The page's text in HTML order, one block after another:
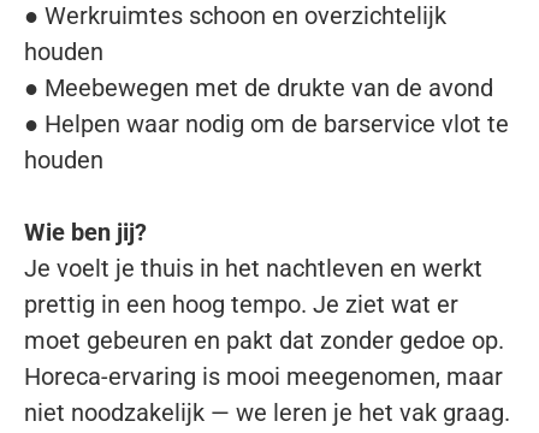
● Werkruimtes schoon en overzichtelijk
houden
● Meebewegen met de drukte van de avond
● Helpen waar nodig om de barservice vlot te
houden
Wie ben jij?
Je voelt je thuis in het nachtleven en werkt
prettig in een hoog tempo. Je ziet wat er
moet gebeuren en pakt dat zonder gedoe op.
Horeca-ervaring is mooi meegenomen, maar
niet noodzakelijk — we leren je het vak graag.